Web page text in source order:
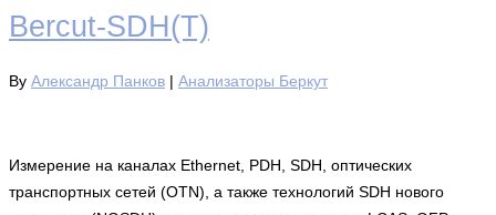
Bercut-SDH(T)
By Александр Панков | Анализаторы Беркут
Измерение на каналах Ethernet, PDH, SDH, оптических
транспортных сетей (OTN), а также технологий SDH нового